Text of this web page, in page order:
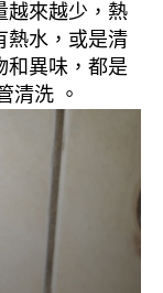
越來越少，熱
熱水，或是清
和異味，都是
清洗 。